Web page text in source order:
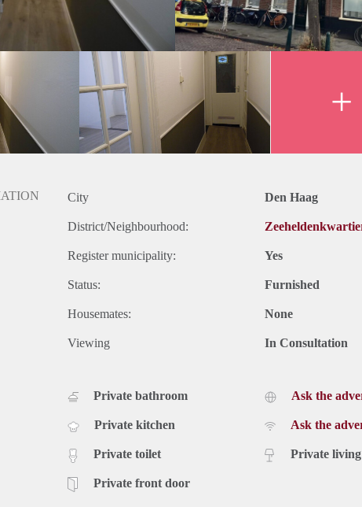
opgeleverd (mooie badkamer, toilet, keuken, vloer etc.)
duur van 2 jaar
2 personen (stel)
elektra, kabel tv en internet
+
City Den Haag
District/Neighbourhood:
Register municipality: Yes
Status: Furnished
Housemates: None
Viewing In Consultation
Private bathroom
Private kitchen
Private toilet
Private front door
Ask the
Ask the
Private